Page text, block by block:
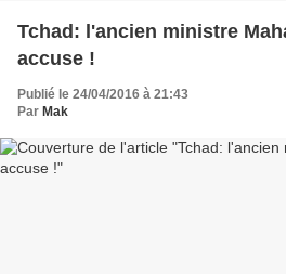
Tchad: l'ancien ministre
accuse !
Publié le 24/04/2016 à 21:43
Par Mak